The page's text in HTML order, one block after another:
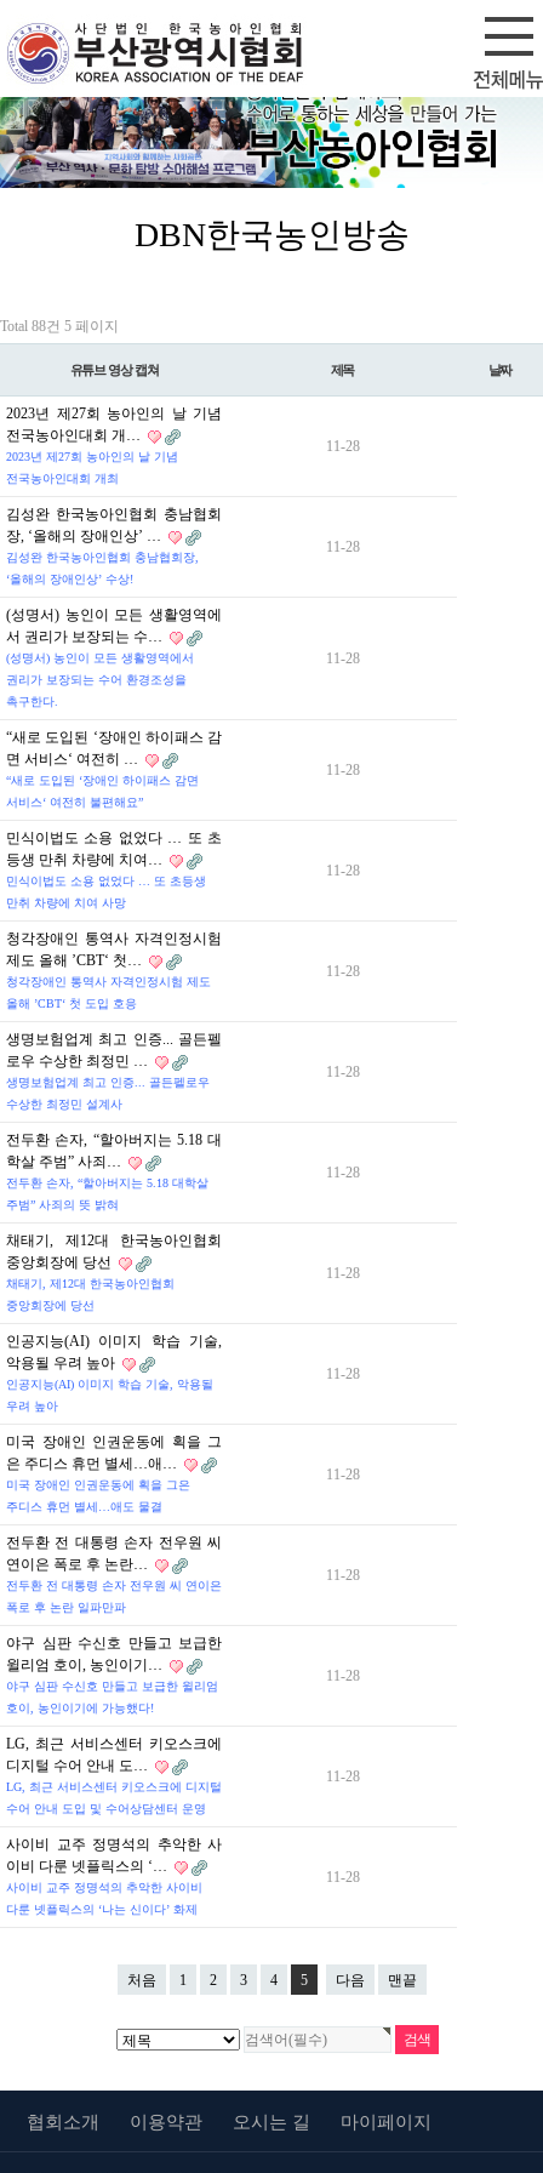
로그인
DBN한국농인방송
Total 88건 5 페이지
유튜브 영상 캡쳐 제목 날짜
2023년 제27회 농아인의 날 기념
전국농아인대회 개…
2023년 제27회 농아인의 날 기념
전국농아인대회 개최
11-28
김성완 한국농아인협회 충남협회
장, ‘올해의 장애인상’ …
김성완 한국농아인협회 충남협회장,
‘올해의 장애인상’ 수상!
11-28
(성명서) 농인이 모든 생활영역에
서 권리가 보장되는 수…
(성명서) 농인이 모든 생활영역에서
권리가 보장되는 수어 환경조성을
촉구한다.
11-28
“새로 도입된 ‘장애인 하이패스 감
면 서비스‘ 여전히 …
“새로 도입된 ‘장애인 하이패스 감면
서비스‘ 여전히 불편해요”
11-28
민식이법도 소용 없었다 … 또 초
등생 만취 차량에 치여…
민식이법도 소용 없었다 … 또 초등생
만취 차량에 치여 사망
11-28
청각장애인 통역사 자격인정시험
제도 올해 ’CBT‘ 첫…
청각장애인 통역사 자격인정시험 제도
올해 ’CBT‘ 첫 도입 호응
11-28
생명보험업계 최고 인증... 골든펠
로우 수상한 최정민 …
생명보험업계 최고 인증... 골든펠로우
수상한 최정민 설계사
11-28
전두환 손자, “할아버지는 5.18 대
학살 주범” 사죄…
전두환 손자, “할아버지는 5.18 대학살
주범” 사죄의 뜻 밝혀
11-28
채태기, 제12대 한국농아인협회
중앙회장에 당선
채태기, 제12대 한국농아인협회
중앙회장에 당선
11-28
인공지능(AI) 이미지 학습 기술,
악용될 우려 높아
인공지능(AI) 이미지 학습 기술, 악용될
우려 높아
11-28
미국 장애인 인권운동에 획을 그
은 주디스 휴먼 별세…애…
미국 장애인 인권운동에 획을 그은
주디스 휴먼 별세…애도 물결
11-28
전두환 전 대통령 손자 전우원 씨
연이은 폭로 후 논란…
전두환 전 대통령 손자 전우원 씨 연이은
폭로 후 논란 일파만파
11-28
야구 심판 수신호 만들고 보급한
윌리엄 호이, 농인이기…
야구 심판 수신호 만들고 보급한 윌리엄
호이, 농인이기에 가능했다!
11-28
LG, 최근 서비스센터 키오스크에
디지털 수어 안내 도…
LG, 최근 서비스센터 키오스크에 디지털
수어 안내 도입 및 수어상담센터 운영
11-28
사이비 교주 정명석의 추악한 사
이비 다룬 넷플릭스의 ‘…
사이비 교주 정명석의 추악한 사이비
다룬 넷플릭스의 ‘나는 신이다’ 화제
11-28
처음 1 2 3 4 5 다음 맨끝
협회소개 이용약관 오시는 길 마이페이지